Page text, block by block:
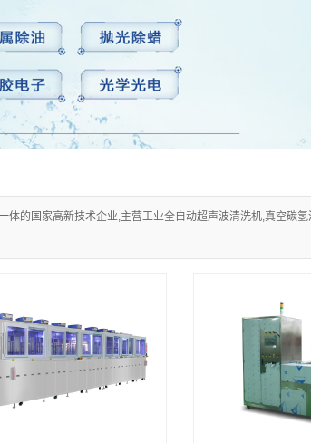
的国家高新技术企业,主营工业全自动超声波清洗机,真空碳